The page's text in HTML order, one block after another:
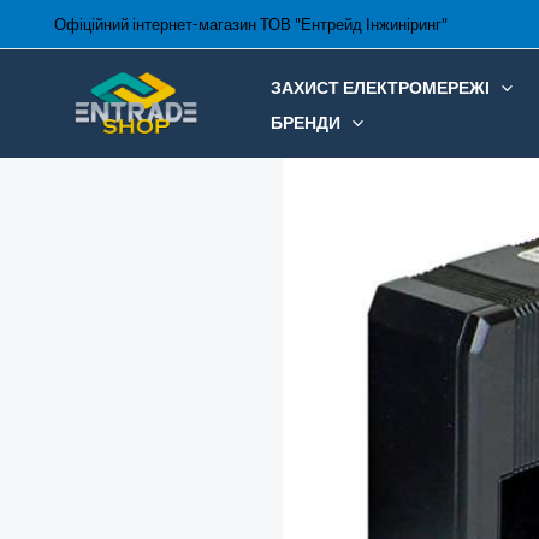
Перейти
до
Офіційний інтернет-магазин ТОВ "Ентрейд Інжиніринг"
ЗАХИСТ ЕЛЕКТРОМЕРЕЖІ
БРЕНДИ